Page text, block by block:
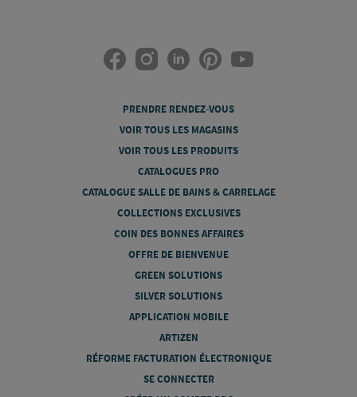
PRENDRE RENDEZ-VOUS
VOIR TOUS LES MAGASINS
VOIR TOUS LES PRODUITS
CATALOGUES PRO
CATALOGUE SALLE DE BAINS & CARRELAGE
COLLECTIONS EXCLUSIVES
COIN DES BONNES AFFAIRES
OFFRE DE BIENVENUE
GREEN SOLUTIONS
SILVER SOLUTIONS
APPLICATION MOBILE
ARTIZEN
RÉFORME FACTURATION ÉLECTRONIQUE
SE CONNECTER